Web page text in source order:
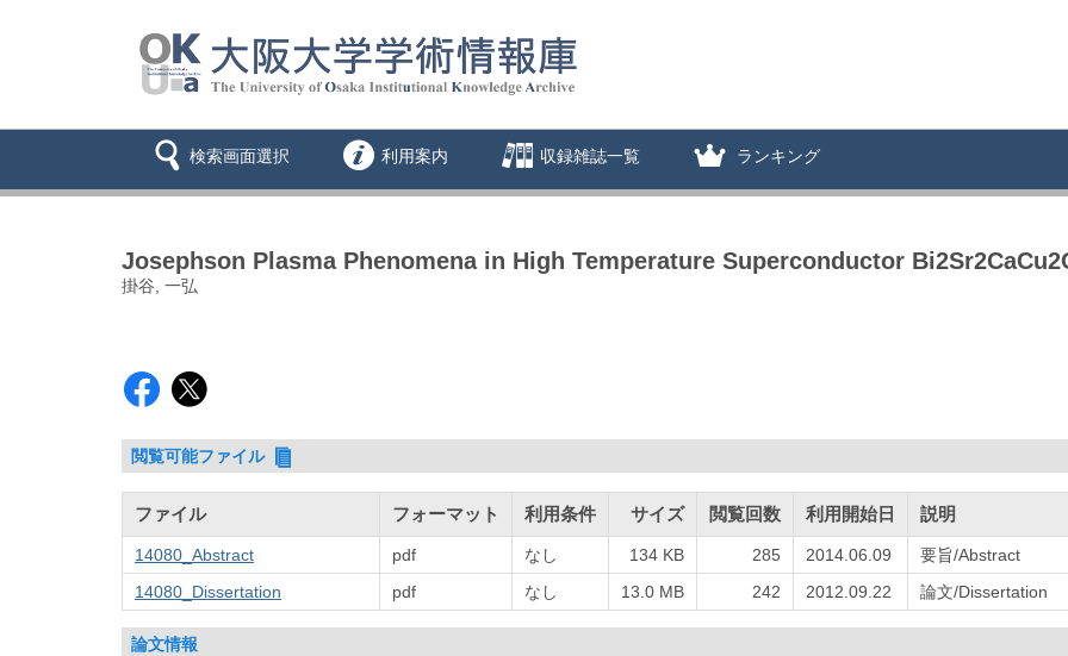
検索画面選択 利用案内 収録雑誌一覧 ランキング
Josephson Plasma Phenomena in High Temperature Superconductor
掛谷, 一弘
閲覧可能ファイル
ファイル フォーマット 利用条件 サイズ 閲覧回数 利用開始日 説明
14080_Abstract pdf なし 134 KB 285 2014.06.09
要旨/Abstract
14080_Dissertation
pdf なし 13.0 MB 242 2012.09.22 論文/Dissertation
論文情報